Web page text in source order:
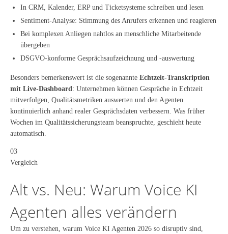
In CRM, Kalender, ERP und Ticketsysteme schreiben und lesen
Sentiment-Analyse: Stimmung des Anrufers erkennen und reagieren
Bei komplexen Anliegen nahtlos an menschliche Mitarbeitende
übergeben
DSGVO-konforme Gesprächsaufzeichnung und -auswertung
Besonders bemerkenswert ist die sogenannte Echtzeit-Transkription
mit Live-Dashboard: Unternehmen können Gespräche in Echtzeit
mitverfolgen, Qualitätsmetriken auswerten und den Agenten
kontinuierlich anhand realer Gesprächsdaten verbessern. Was früher
Wochen im Qualitätssicherungsteam beanspruchte, geschieht heute
automatisch.
03
Vergleich
Alt vs. Neu: Warum Voice KI
Agenten alles verändern
Um zu verstehen, warum Voice KI Agenten 2026 so disruptiv sind,